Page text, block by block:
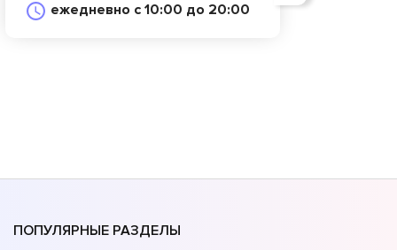
ежедневно с 10:00 до 20:00
ПОПУЛЯРНЫЕ РАЗДЕЛЫ